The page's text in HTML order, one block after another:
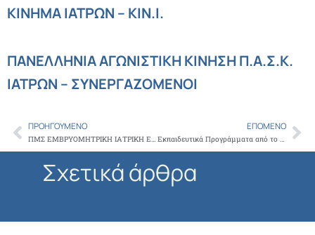
ΚΙΝΗΜΑ ΙΑΤΡΩΝ – ΚΙΝ.Ι.
ΠΑΝΕΛΛΗΝΙΑ ΑΓΩΝΙΣΤΙΚΗ ΚΙΝΗΣΗ Π.Α.Σ.Κ.
ΙΑΤΡΩΝ – ΣΥΝΕΡΓΑΖΟΜΕΝΟΙ
Prev
ΠΡΟΗΓΟΎΜΕΝΟ
ΠΜΣ ΕΜΒΡΥΟΜΗΤΡΙΚΗ ΙΑΤΡΙΚΗ ΕΚΠΑ
ΕΠΌΜΕΝΟ
Εκπαιδευτικά Προγράμματα από το Κ.Ε.ΔΙ.ΒΙ.Μ. του Ε.Κ.Π.Α. υπό την Αιγίδα του ΙΣΑ
Σχετικά άρθρα